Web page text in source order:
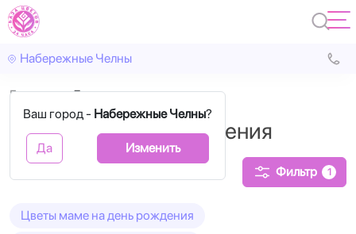
Набережные Челны
Ваш город - Набережные Челны?
Да Изменить
Главная День рождения
Букеты на День рождения
Фильтр 1
Цветы маме на день рождения